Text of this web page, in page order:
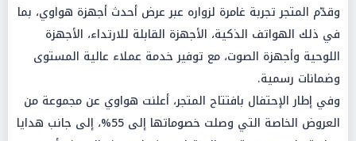
وقدّم المتجر تجربة غامرة لزواره عبر عرض أحدث أجهزة هواوي، بما
في ذلك الهواتف الذكية، الأجهزة القابلة للارتداء، الأجهزة
اللوحية وأجهزة الصوت، مع توفير خدمة عملاء عالية المستوى
وضمانات رسمية.
وفي إطار الإحتفال بافتتاح المتجر، أعلنت هواوي عن مجموعة من
العروض الخاصة التي وصلت خصوماتها إلى 55%، إلى جانب هدايا